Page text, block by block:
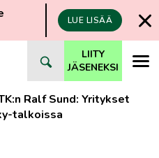
LUE LISÄÄ
LIITY
JÄSENEKSI
Ralf Sund: Yritykset
talkoissa